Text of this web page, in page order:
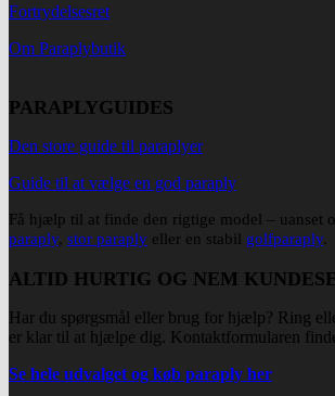
Fortrydelsesret
Om Paraplybutik
PARAPLYGUIDES
Den store guide til paraplyer
Guide til at vælge en god paraply
Få hjælp til at finde den rigtige model – uanset
paraply, stor paraply eller en stabil golfparaply.
ALTID HURTIG OG NEM
Har du spørgsmål eller brug for hjælp? Ring
er klar til at hjælpe dig. Kontaktformularen
Se hele udvalget og køb paraply her